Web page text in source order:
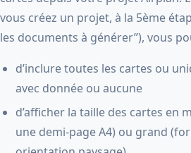
vous créez un projet, à la 5ème
les documents à générer”), vous
d’inclure toutes les cartes ou
avec donnée ou aucune
d’afficher la taille des cartes en
une demi-page A4) ou grand